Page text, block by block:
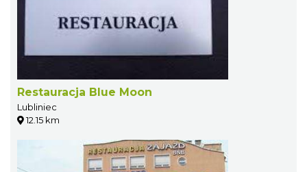
Restauracja Blue Moon
Lubliniec
12.15 km